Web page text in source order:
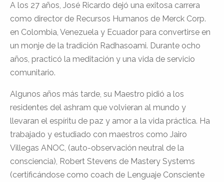
A los 27 años, José Ricardo dejó una exitosa carrera
como director de Recursos Humanos de Merck Corp.
en Colombia, Venezuela y Ecuador para convertirse en
un monje de la tradición Radhasoami. Durante ocho
años, practicó la meditación y una vida de servicio
comunitario.
Algunos años más tarde, su Maestro pidió a los
residentes del ashram que volvieran al mundo y
llevaran el espíritu de paz y amor a la vida práctica. Ha
trabajado y estudiado con maestros como Jairo
Villegas ANOC, (auto-observación neutral de la
consciencia), Robert Stevens de Mastery Systems
(certificándose como coach de Lenguaje Consciente